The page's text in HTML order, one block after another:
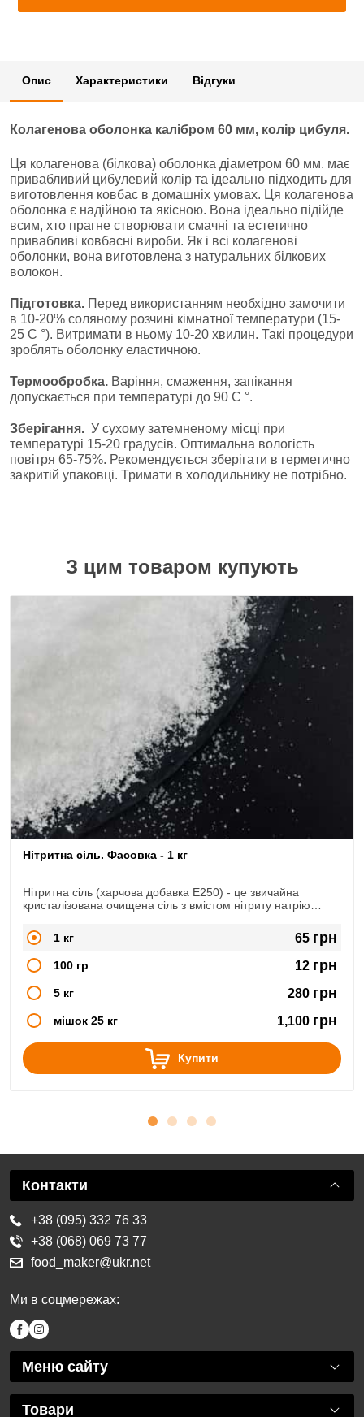
Опис Характеристики Відгуки
Колагенова оболонка калібром 60 мм, колір цибуля.
Ця колагенова (білкова) оболонка діаметром 60 мм. має
привабливий цибулевий колір та ідеально підходить для
виготовлення ковбас в домашніх умовах. Ця колагенова
оболонка є надійною та якісною. Вона ідеально підійде
всим, хто прагне створювати смачні та естетично
привабливі ковбасні вироби. Як і всі колагенові
оболонки, вона виготовлена з натуральних білкових
волокон.
Підготовка. Перед використанням необхідно замочити
в 10-20% соляному розчині кімнатної температури (15-
25 C °). Витримати в ньому 10-20 хвилин. Такі процедури
зроблять оболонку еластичною.
Термообробка. Варіння, смаження, запікання
допускається при температурі до 90 C °.
Зберігання. У сухому затемненому місці при
температурі 15-20 градусів. Оптимальна вологість
повітря 65-75%. Рекомендується зберігати в герметично
закритій упаковці. Тримати в холодильнику не потрібно.
З цим товаром купують
Нітритна сіль. Фасовка - 1 кг
Нітритна сіль (харчова добавка Е250) - це звичайна
кристалізована очищена сіль з вмістом нітриту натрію
при виготовленні копченостей, ковбас, сиров'ялених
продуктів.
1 кг 65 грн
100 гр 12 грн
5 кг 280 грн
мішок 25 кг 1,100 грн
Купити
Меню сайту
Товари
Контакти
+38 (095) 332 76 33
+38 (068) 069 73 77
food_maker@ukr.net
Ми в соцмережах: